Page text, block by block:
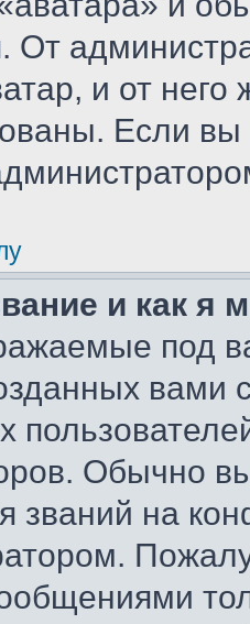
От
и от него
Если
и как я
под
Обычно
званий на